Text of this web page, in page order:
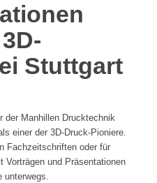
Stuttgart
der Manhillen Drucktechnik
einer der 3D-Druck-Pioniere.
Fachzeitschriften oder für
Vorträgen und Präsentationen
unterwegs.